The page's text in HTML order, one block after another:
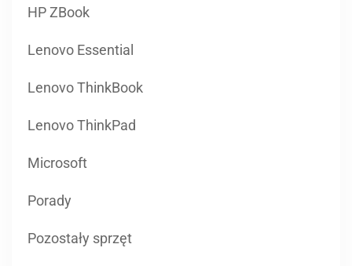
HP ZBook
Lenovo Essential
Lenovo ThinkBook
Lenovo ThinkPad
Microsoft
Porady
Pozostały sprzęt